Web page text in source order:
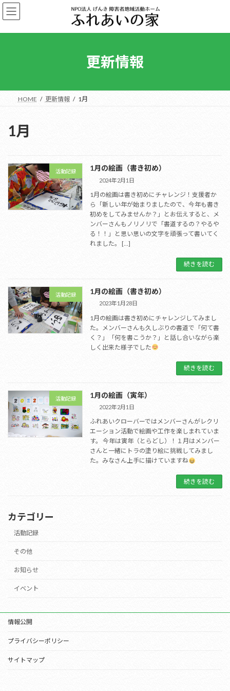
コ
ン
ン
ナ
ビ
ー
更新情報
HOME 更新情報 1月
1月
活動記録 1月の絵画（書き初め）
2024年2月1日
1月の絵画は書き初めにチャレンジ！支援者か
ら「新しい年が始まりましたので、今年も書き
初めをしてみませんか？」とお伝えすると、メ
ンバーさんもノリノリで「書道するの？やるや
る！！」と思い思いの文字を頑張って書いてく
れました。 […]
続きを読む
活動記録 1月の絵画（書き初め）
2023年1月28日
1月の絵画は書き初めにチャレンジしてみまし
た。メンバーさんも久しぶりの書道で「何て書
く？」「何を書こうか？」と話し合いながら楽
しく出来た様子でした
続きを読む
活動記録 1月の絵画（寅年）
2022年2月1日
ふれあいクローバーではメンバーさんがレクリ
エーション活動で絵画や工作を楽しまれていま
す。 今年は寅年（とらどし）！１月はメンバー
さんと一緒にトラの塗り絵に挑戦してみまし
た。みなさん上手に描けていますね
続きを読む
カテゴリー
活動記録
その他
お知らせ
イベント
情報公開
プライバシーポリシー
サイトマップ